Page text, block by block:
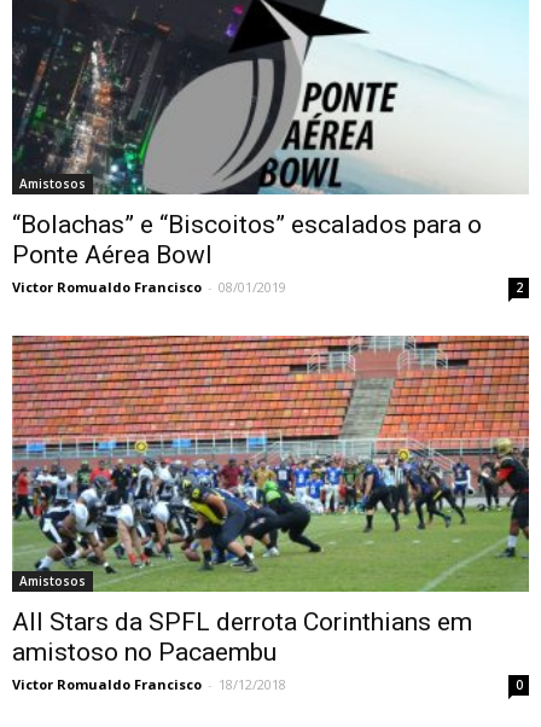
Amistosos
“Bolachas” e “Biscoitos” escalados para o
Ponte Aérea Bowl
Victor Romualdo Francisco - 08/01/2019 2
Amistosos
All Stars da SPFL derrota Corinthians em
amistoso no Pacaembu
Victor Romualdo Francisco - 18/12/2018 0